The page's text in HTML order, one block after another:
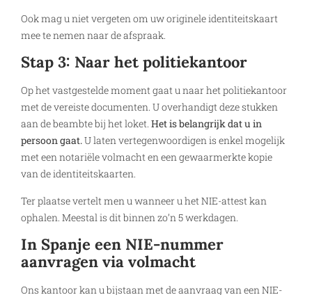
Ook mag u niet vergeten om uw originele identiteitskaart
mee te nemen naar de afspraak.
Stap 3: Naar het politiekantoor
Op het vastgestelde moment gaat u naar het politiekantoor
met de vereiste documenten. U overhandigt deze stukken
aan de beambte bij het loket. Het is belangrijk dat u in
persoon gaat.U laten vertegenwoordigen is enkel mogelijk
met een notariële volmacht en een gewaarmerkte kopie
van de identiteitskaarten.
Ter plaatse vertelt men u wanneer u het NIE-attest kan
ophalen. Meestal is dit binnen zo’n 5 werkdagen.
In Spanje een NIE-nummer
aanvragen via volmacht
Ons kantoor kan u bijstaan met de aanvraag van een NIE-